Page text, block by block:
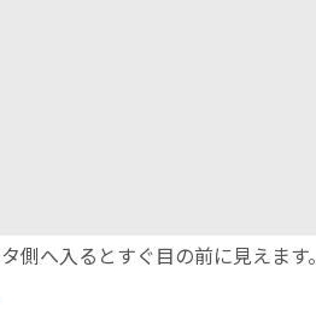
へ入るとすぐ目の前に見えます。